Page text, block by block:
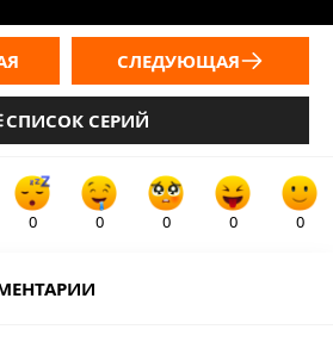
СПИСОК СЕРИЙ
СЛЕДУЮЩАЯ
0 0 0 0 0